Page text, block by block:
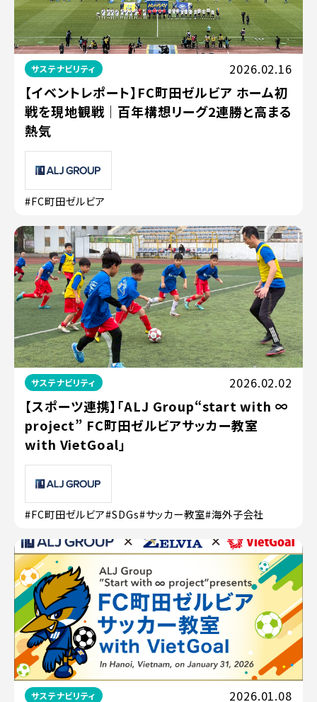
サステナビリティ 2026.02.16
【イベントレポート】FC町田ゼルビア ホーム初
戦を現地観戦｜百年構想リーグ2連勝と高まる
熱気
#FC町田ゼルビア
サステナビリティ 2026.02.02
【スポーツ連携】「ALJ Group“start with ∞
project” FC町田ゼルビアサッカー教室
with VietGoal」
#FC町田ゼルビア#SDGs#サッカー教室#海外子会社
サステナビリティ 2026.01.08